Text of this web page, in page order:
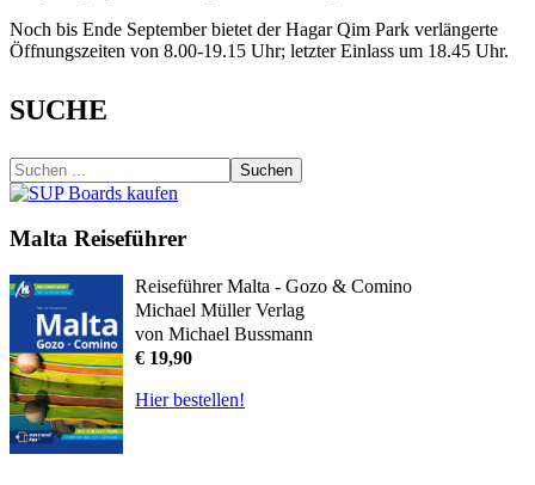
Noch bis Ende September bietet der Hagar Qim Park verlängerte
Öffnungszeiten von 8.00-19.15 Uhr; letzter Einlass um 18.45 Uhr.
SUCHE
Suchen
Malta Reiseführer
Reiseführer Malta - Gozo & Comino
Michael Müller Verlag
von Michael Bussmann
€ 19,90
Hier bestellen!